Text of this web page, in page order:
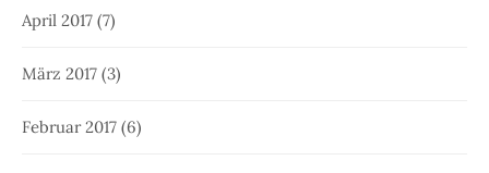
April 2017 (7)
März 2017 (3)
Februar 2017 (6)